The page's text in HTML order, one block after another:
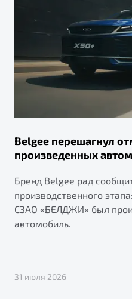
Belgee перешагнул
произведенных
Бренд Belgee рад
производственного
СЗАО «БЕЛДЖИ» был
автомобиль.
31 июля 2026